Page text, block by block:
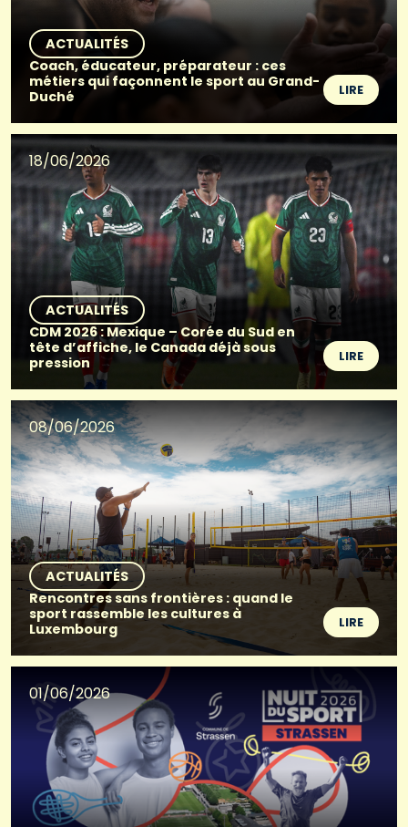
ACTUALITÉS
Coach, éducateur, préparateur : ces
métiers qui façonnent le sport au Grand-
Duché
LIRE
18/06/2026
ACTUALITÉS
CDM 2026 : Mexique – Corée du Sud en
tête d’affiche, le Canada déjà sous
pression
LIRE
08/06/2026
ACTUALITÉS
Rencontres sans frontières : quand le
sport rassemble les cultures à
Luxembourg
LIRE
01/06/2026